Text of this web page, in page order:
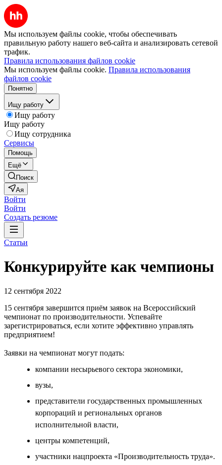
Мы используем файлы cookie, чтобы обеспечивать
правильную работу нашего веб-сайта и анализировать сетевой
трафик.
Правила использования файлов cookie
Мы используем файлы cookie. Правила использования
файлов cookie
Понятно
Ищу работу
Ищу работу
Ищу работу
Ищу сотрудника
Сервисы
Помощь
Ещё
Поиск
Ая
Войти
Войти
Создать резюме
Статьи
Конкурируйте как чемпионы
12 сентября 2022
15 сентября завершится приём заявок на Всероссийский
чемпионат по производительности. Успевайте
зарегистрироваться, если хотите эффективно управлять
предприятием!
Заявки на чемпионат могут подать:
компании несырьевого сектора экономики,
вузы,
представители государственных промышленных
корпораций и региональных органов
исполнительной власти,
центры компетенций,
участники нацпроекта «Производительность труда».